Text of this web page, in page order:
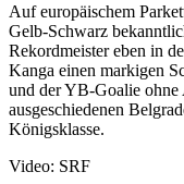
Auf europäischem
Gelb-Schwarz
Rekordmeister eben in
Kanga einen markigen
und der YB-Goalie ohne
ausgeschiedenen
Königsklasse.
Video: SRF